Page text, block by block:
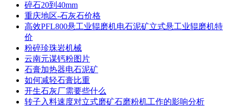
碎石20到40mm
重庆地区-石灰石价格
高效PFL800悬工业辊磨机电石泥矿立式悬工业辊磨机特
价
粉碎珍珠岩机械
云南元谋钙粉图片
石膏加热器电石泥矿
如何减轻石膏比重
开生石灰厂需要些什么
转子入料速度对立式磨矿石磨粉机工作的影响分析